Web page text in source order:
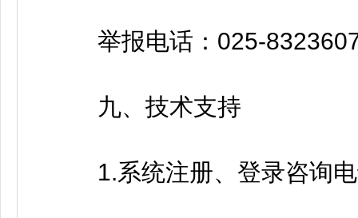
举报电话：025-
九、技术支持
1.系统注册、登录咨询电